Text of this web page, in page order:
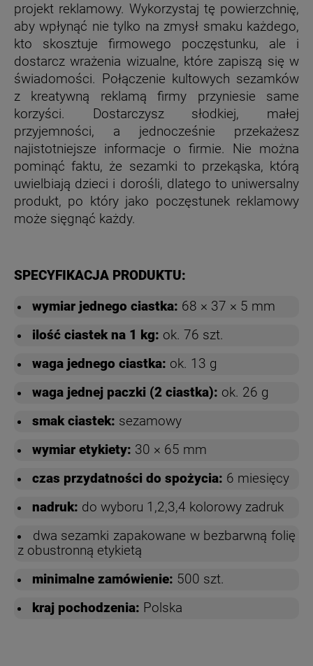
projekt reklamowy. Wykorzystaj tę powierzchnię,
aby wpłynąć nie tylko na zmysł smaku każdego,
kto skosztuje firmowego poczęstunku, ale i
dostarcz wrażenia wizualne, które zapiszą się w
świadomości. Połączenie kultowych sezamków
z kreatywną reklamą firmy przyniesie same
korzyści. Dostarczysz słodkiej, małej
przyjemności, a jednocześnie przekażesz
najistotniejsze informacje o firmie. Nie można
pominąć faktu, że sezamki to przekąska, którą
uwielbiają dzieci i dorośli, dlatego to uniwersalny
produkt, po który jako poczęstunek reklamowy
może sięgnąć każdy.
SPECYFIKACJA PRODUKTU:
wymiar jednego ciastka: 68 × 37 × 5 mm
ilość ciastek na 1 kg: ok. 76 szt.
waga jednego ciastka: ok. 13 g
waga jednej paczki (2 ciastka): ok. 26 g
smak ciastek: sezamowy
wymiar etykiety: 30 × 65 mm
czas przydatności do spożycia: 6 miesięcy
nadruk: do wyboru 1,2,3,4 kolorowy zadruk
dwa sezamki zapakowane w bezbarwną folię
z obustronną etykietą
minimalne zamówienie: 500 szt.
kraj pochodzenia: Polska